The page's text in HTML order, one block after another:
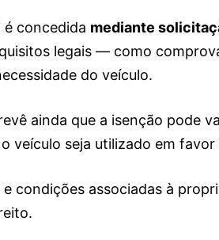
é concedida mediante
legais — como
do veículo.
ainda que a isenção pode
veículo seja utilizado em
e condições associadas à